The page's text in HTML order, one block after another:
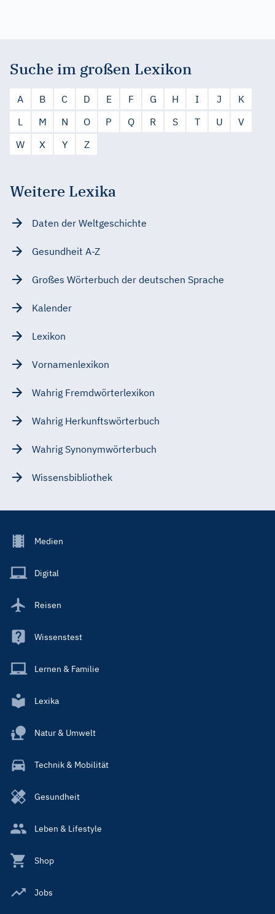
Suche im großen Lexikon
A B C D E F G H I J
K
L
M N O P Q R S T U
V
W
X Y Z
Weitere Lexika
Daten der Weltgeschichte
Gesundheit A-Z
Großes Wörterbuch der deutschen Sprache
Kalender
Lexikon
Vornamenlexikon
Wahrig Fremdwörterlexikon
Wahrig Herkunftswörterbuch
Wahrig Synonymwörterbuch
Wissensbibliothek
Footer
Main
Medien
Digital
Reisen
Wissenstest
Lernen & Familie
Lexika
Natur & Umwelt
Technik & Mobilität
Gesundheit
Leben & Lifestyle
Shop
Jobs